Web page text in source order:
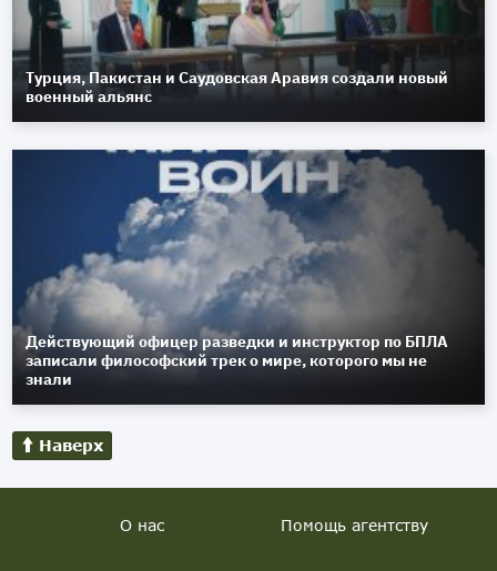
Турция, Пакистан и Саудовская Аравия создали новый
военный альянс
Действующий офицер разведки и инструктор по БПЛА
записали философский трек о мире, которого мы не
знали
Наверх
О нас Помощь агентству